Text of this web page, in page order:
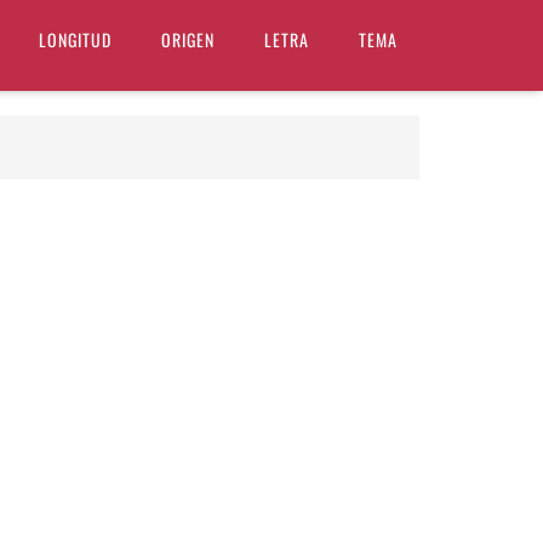
LONGITUD ORIGEN LETRA TEMA